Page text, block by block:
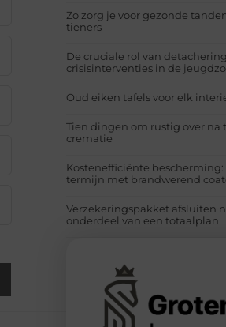
Zo zorg je voor gezonde
tieners
De cruciale rol van
crisisinterventies in de
Oud eiken tafels voor elk
Tien dingen om rustig over na
crematie
Kostenefficiënte
termijn met brandwerend
Verzekeringspakket afsluiten
onderdeel van een totaalplan